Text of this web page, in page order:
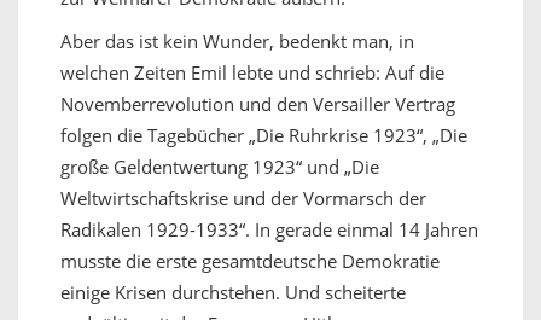
Aber das ist kein Wunder, bedenkt man, in
welchen Zeiten Emil lebte und schrieb: Auf die
Novemberrevolution und den Versailler Vertrag
folgen die Tagebücher „Die Ruhrkrise 1923“, „Die
große Geldentwertung 1923“ und „Die
Weltwirtschaftskrise und der Vormarsch der
Radikalen 1929-1933“. In gerade einmal 14 Jahren
musste die erste gesamtdeutsche Demokratie
einige Krisen durchstehen. Und scheiterte